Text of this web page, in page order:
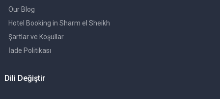
Our Blog
Hotel Booking in Sharm el Sheikh
Şartlar ve Koşullar
İade Politikası
Dili Değiştir